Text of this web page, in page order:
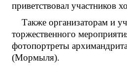
приветствовал участников
Также организаторам и
торжественного
фотопортреты
(Мормыля).